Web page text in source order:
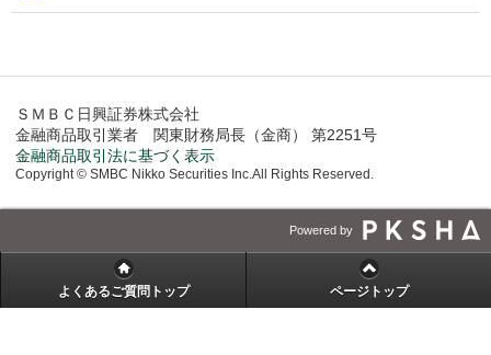
ＳＭＢＣ日興証券株式会社
金融商品取引業者 関東財務局長（金商） 第2251号
金融商品取引法に基づく表示
Copyright © SMBC Nikko Securities Inc.All Rights Reserved.
Powered by
よくあるご質問トップ ページトップ